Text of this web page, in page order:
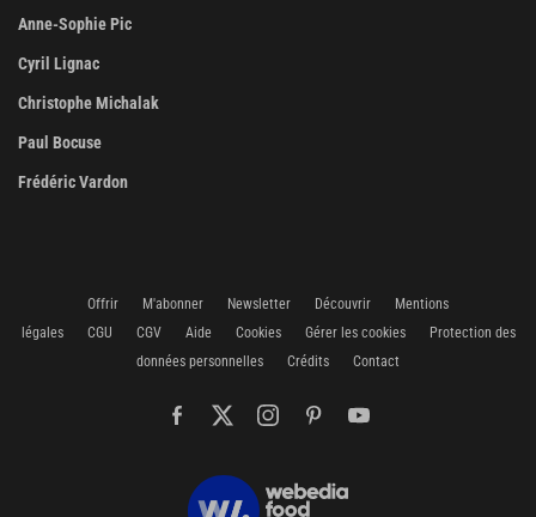
Anne-Sophie Pic
Cyril Lignac
Christophe Michalak
Paul Bocuse
Frédéric Vardon
Offrir M'abonner Newsletter Découvrir
Mentions
légales
CGU CGV Aide Cookies Gérer les cookies
Protection des
données personnelles
Crédits Contact